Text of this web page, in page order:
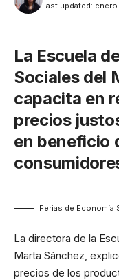
Last updated: enero
La Escuela
Sociales del
capacita en
precios
en beneficio
Ferias de
La directora de la
Marta Sánchez,
precios de los